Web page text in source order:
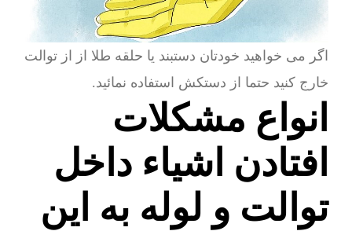
اگر می خواهید خودتان دستبند یا حلقه طلا از از توالت
خارج کنید حتما از دستکش استفاده نمائید.
انواع مشکلات
افتادن اشیاء داخل
توالت و لوله به این